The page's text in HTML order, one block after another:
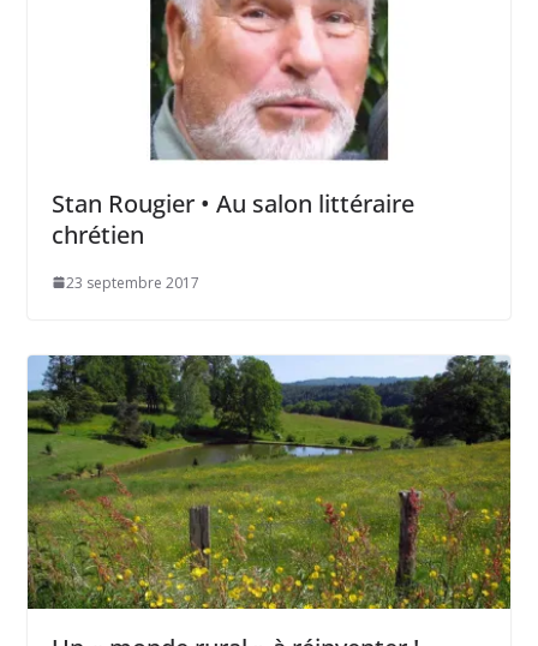
Stan Rougier • Au salon littéraire
chrétien
23 septembre 2017